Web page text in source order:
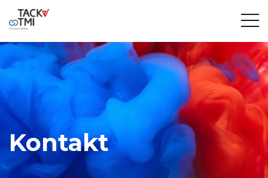
Kontakt